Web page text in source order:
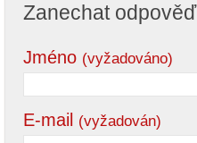
Zanechat odpověď
Jméno (vyžadováno)
E-mail (vyžadován)